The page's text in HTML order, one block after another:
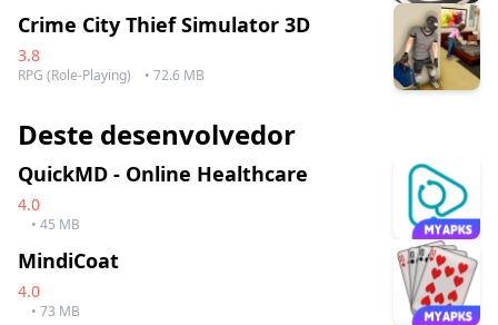
Crime City Thief Simulator 3D
3.8
RPG (Role-Playing) • 72.6 MB
Deste desenvolvedor
QuickMD - Online Healthcare
4.0
• 45 MB
MindiCoat
4.0
• 73 MB